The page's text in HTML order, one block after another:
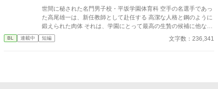
世間に秘された名門男子校・平坂学園体育科 空手の名選手であっ
た高尾雄一は、新任教師として赴任する 高潔な人格と鋼のように
鍛えられた肉体 それは、学園にとって最高の生贄の候補に他なら
なかった 至高の筋肉を持つ、精神を削られ意志をなくした青年を
太古の神に捧げるため、“水”、“風”、“土”の信奉者達が暗躍する 意
BL 連載中 短編 文字数：236,341